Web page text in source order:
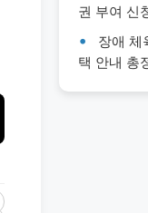
권 부여 신
장애 체
택 안내 총